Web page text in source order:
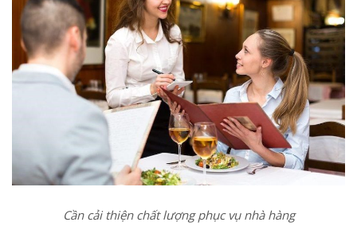
Cần cải thiện chất lượng phục vụ nhà hàng